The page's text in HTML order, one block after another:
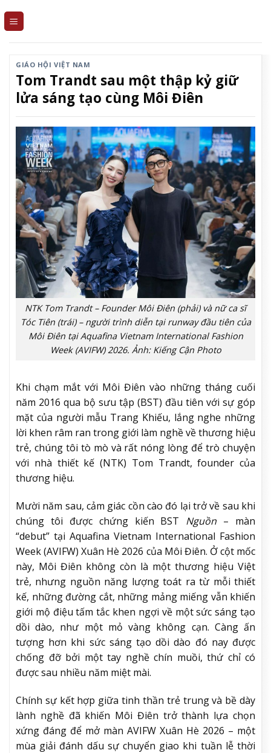
GIÁO HỘI VIỆT NAM
Tom Trandt sau một thập kỷ giữ
lửa sáng tạo cùng Môi Điên
NTK Tom Trandt – Founder Môi Điên (phải) và nữ ca sĩ
Tóc Tiên (trái) – người trình diễn tại runway đầu tiên của
Môi Điên tại Aquafina Vietnam International Fashion
Week (AVIFW) 2026. Ảnh: Kiếng Cận Photo
Khi chạm mắt với Môi Điên vào những tháng cuối
năm 2016 qua bộ sưu tập (BST) đầu tiên với sự góp
mặt của người mẫu Trang Khiếu, lắng nghe những
lời khen râm ran trong giới làm nghề về thương hiệu
trẻ, chúng tôi tò mò và rất nóng lòng để trò chuyện
với nhà thiết kế (NTK) Tom Trandt, founder của
thương hiệu.
Mười năm sau, cảm giác cồn cào đó lại trở về sau khi
chúng tôi được chứng kiến BST Nguồn – màn
“debut” tại Aquafina Vietnam International Fashion
Week (AVIFW) Xuân Hè 2026 của Môi Điên. Ở cột mốc
này, Môi Điên không còn là một thương hiệu Việt
trẻ, nhưng nguồn năng lượng toát ra từ mỗi thiết
kế, những đường cắt, những mảng miếng vẫn khiến
giới mộ điệu tấm tắc khen ngợi về một sức sáng tạo
dồi dào, như một mỏ vàng không cạn. Càng ấn
tượng hơn khi sức sáng tạo dồi dào đó nay được
chống đỡ bởi một tay nghề chín muồi, thứ chỉ có
được sau nhiều năm miệt mài.
Chính sự kết hợp giữa tinh thần trẻ trung và bề dày
lành nghề đã khiến Môi Điên trở thành lựa chọn
xứng đáng để mở màn AVIFW Xuân Hè 2026 – một
mùa giải đánh dấu sự chuyển giao khi tuần lễ thời